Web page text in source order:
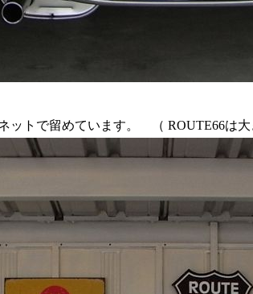
ットで留めています。 （ ROUTE66は大